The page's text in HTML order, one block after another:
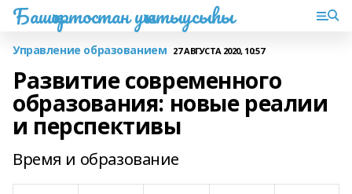
Башҡортостан уҡытыусыһы
Управление образованием 27 АВГУСТА 2020, 10:57
Развитие современного
образования: новые реалии
и перспективы
Время и образование